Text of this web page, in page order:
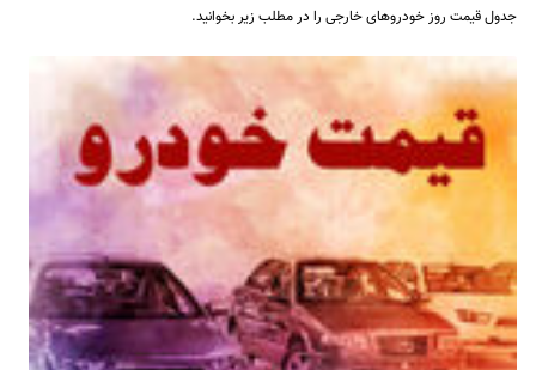
جدول قیمت روز خودروهای خارجی را در مطلب زیر بخوانید.